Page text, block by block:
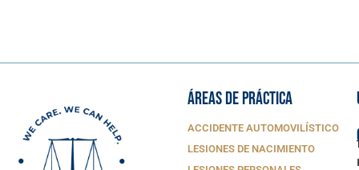
ÁREAS DE PRÁCTICA
ACCIDENTE AUTOMOVILÍSTICO
LESIONES DE NACIMIENTO